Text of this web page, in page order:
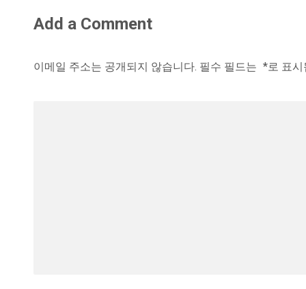
Add a Comment
이메일 주소는 공개되지 않습니다. 필수 필드는 *로 표